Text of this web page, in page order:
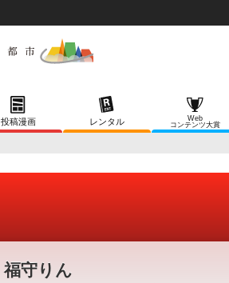
投稿漫画 レンタル
Web
コンテンツ大賞
福守りん